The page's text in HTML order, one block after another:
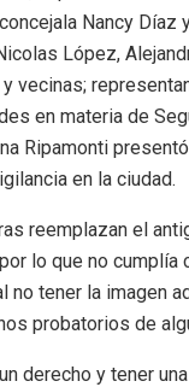
Nancy Díaz
López,
vecinas;
en materia de
Ripamonti
en la ciudad.
reemplazan el
lo que no cumplía
no tener la imagen
probatorios de
derecho y tener